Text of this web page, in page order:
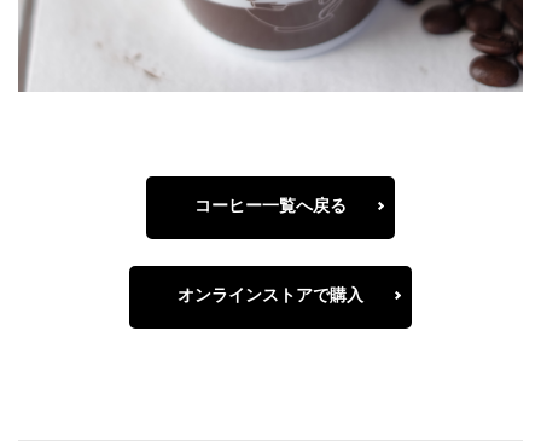
コーヒー一覧へ戻る
オンラインストアで購入